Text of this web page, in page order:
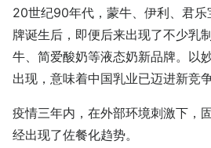
20世纪90年代，蒙牛、伊利、君
牌诞生后，即便后来出现了不少乳
牛、简爱酸奶等液态奶新品牌。以
出现，意味着中国乳业已迈进新竞争
疫情三年内，在外部环境刺激下，
经出现了佐餐化趋势。